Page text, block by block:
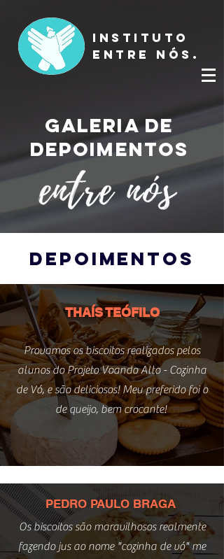
INSTITUTO
ENTRE NÓS.
galeria de
depoimentos
depoimentos
THAÍS TEÓFILO
Provamos os biscoitos realizados pelos
alunos do Projeto Voando Alto - Cozinha
de Vó, e são deliciosos! Meu preferido foi o
de queijo, bem crocante!
PEDRO PAULO BRAGA
Os biscoitos são maravilhosos realmente
fazendo jus ao nome "cozinha de vó" me